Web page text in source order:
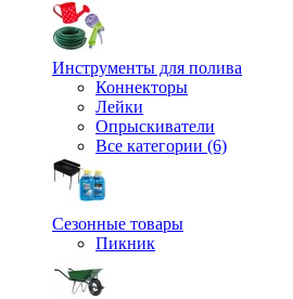
Инструменты для полива
Коннекторы
Лейки
Опрыскиватели
Все категории (6)
Сезонные товары
Пикник